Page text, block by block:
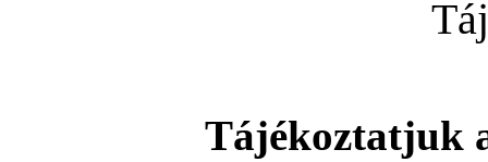
Tájékoztatjuk